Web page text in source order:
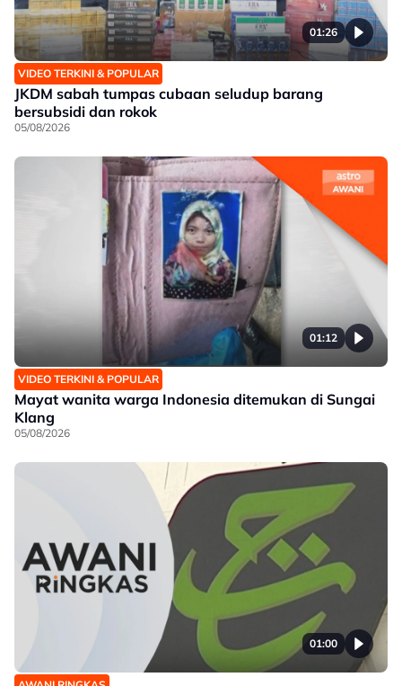
01:26
VIDEO TERKINI & POPULAR
JKDM sabah tumpas cubaan seludup barang
bersubsidi dan rokok
05/08/2026
01:12
VIDEO TERKINI & POPULAR
Mayat wanita warga Indonesia ditemukan di Sungai
Klang
05/08/2026
01:00